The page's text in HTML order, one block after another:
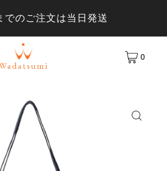
でのご注文は当日発送
0